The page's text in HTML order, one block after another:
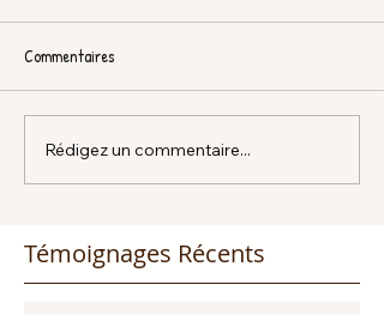
Commentaires
Rédigez un commentaire...
Témoignages Récents